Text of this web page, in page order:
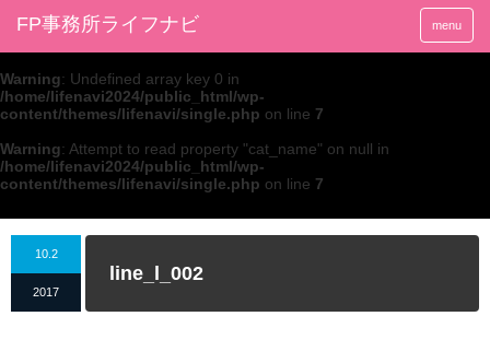
FP事務所ライフナビ menu
Warning: Undefined array key 0 in
/home/lifenavi2024/public_html/wp-
content/themes/lifenavi/single.php on line 7
Warning: Attempt to read property "cat_name" on null in
/home/lifenavi2024/public_html/wp-
content/themes/lifenavi/single.php on line 7
10.2
2017
line_l_002